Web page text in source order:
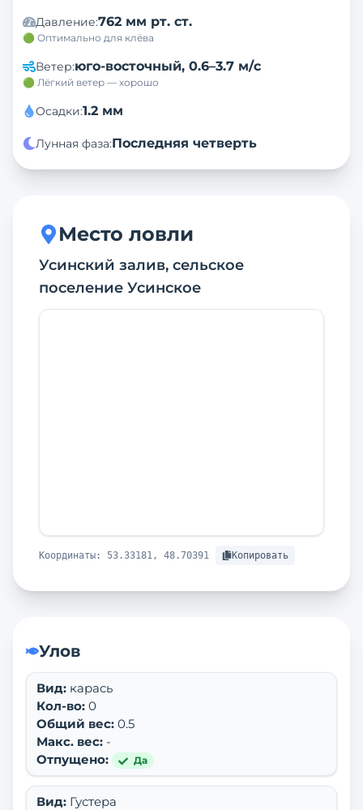
Давление:762 мм рт. ст.
🟢 Оптимально для клёва
Ветер:юго-восточный, 0.6–3.7 м/с
🟢 Лёгкий ветер — хорошо
Осадки:1.2 мм
Лунная фаза:Последняя четверть
Место ловли
Усинский залив, сельское
поселение Усинское
Координаты: 53.33181, 48.70391 Копировать
Улов
Вид: карась
Кол-во: 0
Общий вес: 0.5
Макс. вес: -
Отпущено:
Да
Вид: Густера